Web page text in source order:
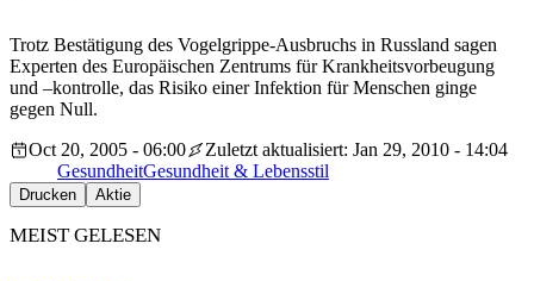
Trotz Bestätigung des Vogelgrippe-Ausbruchs in Russland sagen
Experten des Europäischen Zentrums für Krankheitsvorbeugung
und –kontrolle, das Risiko einer Infektion für Menschen ginge
gegen Null.
Oct 20, 2005 - 06:00
Zuletzt aktualisiert: Jan 29, 2010 - 14:04
GesundheitGesundheit & Lebensstil
Drucken Aktie
MEIST GELESEN